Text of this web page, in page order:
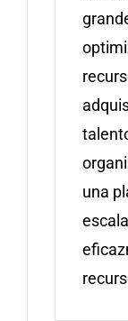
una